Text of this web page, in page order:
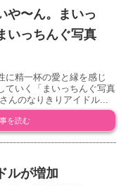
や〜ん。まいっ
いっちんぐ写真
に精一杯の愛と縁を感じ
ていく「まいっちんぐ写真
んのなりきりアイドル...
を読む
ルが増加